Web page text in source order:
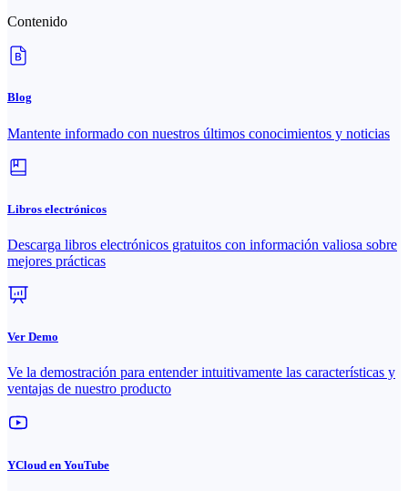
Contenido
Blog
Mantente informado con nuestros últimos conocimientos y noticias
Libros electrónicos
Descarga libros electrónicos gratuitos con información valiosa sobre
mejores prácticas
Ver Demo
Ve la demostración para entender intuitivamente las características y
ventajas de nuestro producto
YCloud en YouTube